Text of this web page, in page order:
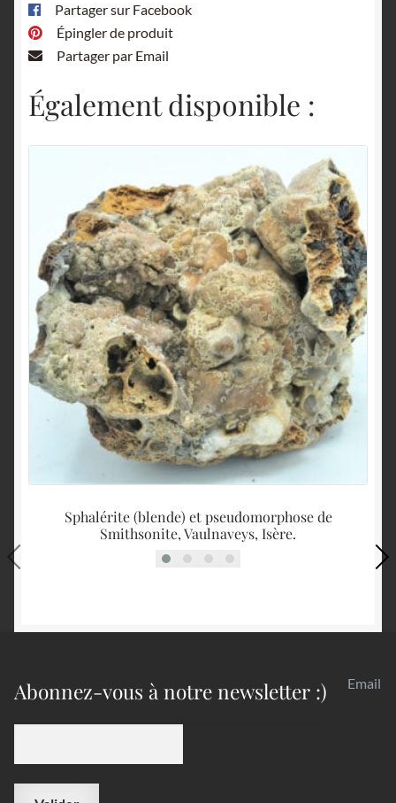
Partager sur Facebook
Épingler de produit
Partager par Email
Également disponible :
Sphalérite (blende) et pseudomorphose de
Smithsonite, Vaulnaveys, Isère.
Abonnez-vous à notre newsletter :) Email